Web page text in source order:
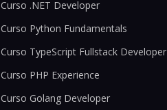
Curso .NET Developer
Curso Python Fundamentals
Curso TypeScript Fullstack Developer
Curso PHP Experience
Curso Golang Developer